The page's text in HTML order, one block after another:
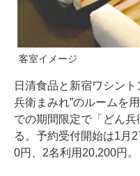
客室イメージ
日清食品と新宿ワシン
兵衛まみれ”のルームを
での期間限定で「どん
る。予約受付開始は1月
0円、2名利用20,200円。